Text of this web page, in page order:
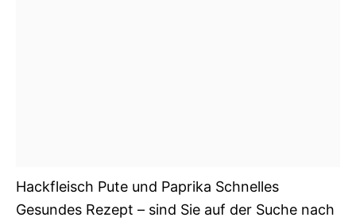
Hackfleisch Pute und Paprika Schnelles
Gesundes Rezept – sind Sie auf der Suche nach